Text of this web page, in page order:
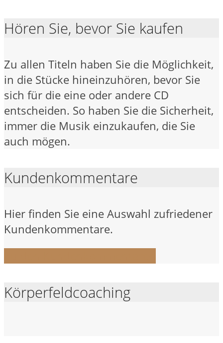
Hören Sie, bevor Sie kaufen
Zu allen Titeln haben Sie die Möglichkeit,
in die Stücke hineinzuhören, bevor Sie
sich für die eine oder andere CD
entscheiden. So haben Sie die Sicherheit,
immer die Musik einzukaufen, die Sie
auch mögen.
Kundenkommentare
Hier finden Sie eine Auswahl zufriedener
Kundenkommentare.
Körperfeldcoaching